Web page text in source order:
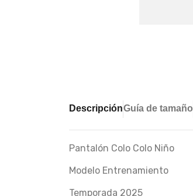
DescripciónGuía de tamaño
Pantalón Colo Colo Niño
Modelo Entrenamiento
Temporada 2025